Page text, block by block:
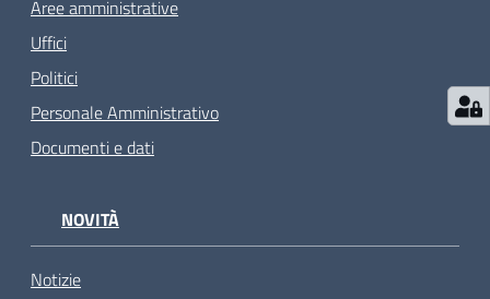
Aree amministrative
Uffici
Politici
Personale Amministrativo
Documenti e dati
NOVITÀ
Notizie